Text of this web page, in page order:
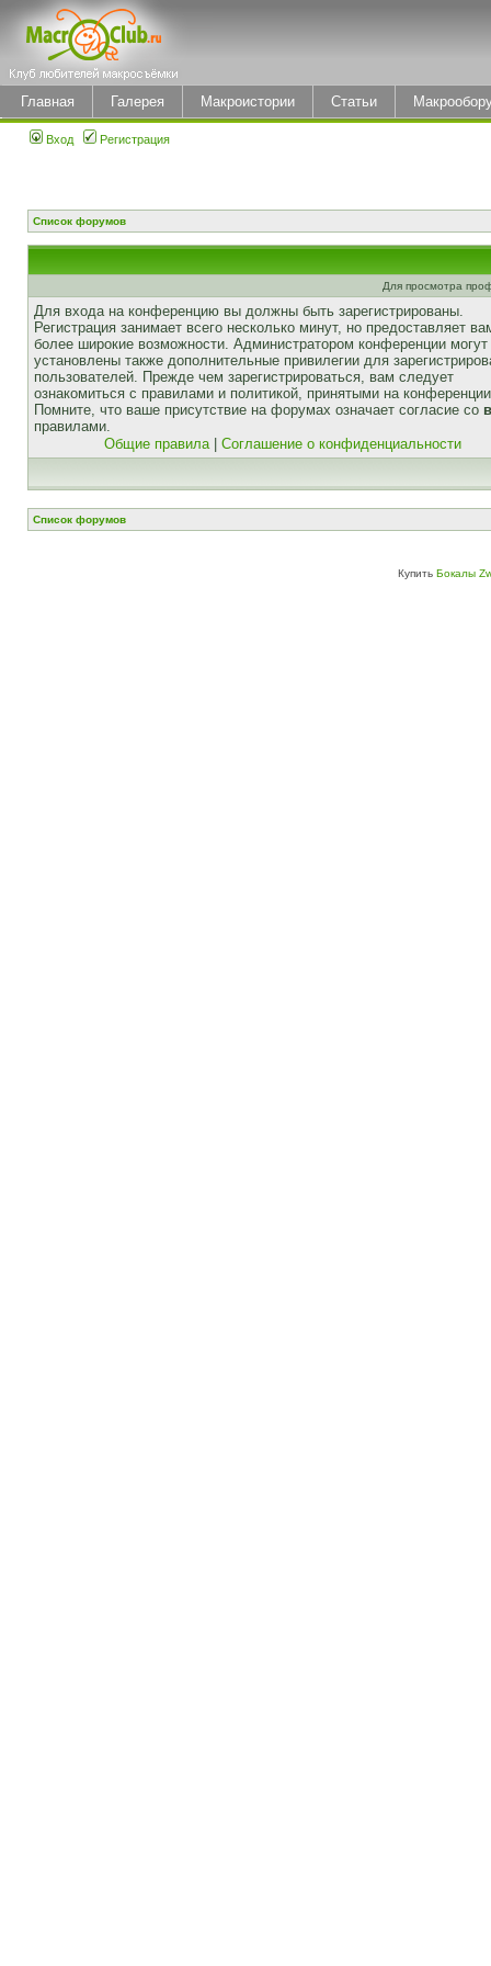
Главная Галерея Макроистории Статьи
Вход Регистрация
Список форумов
Для просмотра
Для входа на конференцию вы должны быть зарегистрированы.
Регистрация занимает всего несколько минут, но предоставляет
более широкие возможности. Администратором конференции
установлены также дополнительные привилегии для
пользователей. Прежде чем зарегистрироваться, вам следует
ознакомиться с правилами и политикой, принятыми на
Помните, что ваше присутствие на форумах означает согласие со
правилами.
Общие правила| Соглашение о конфиденциальности
Список форумов
Купить Бокалы